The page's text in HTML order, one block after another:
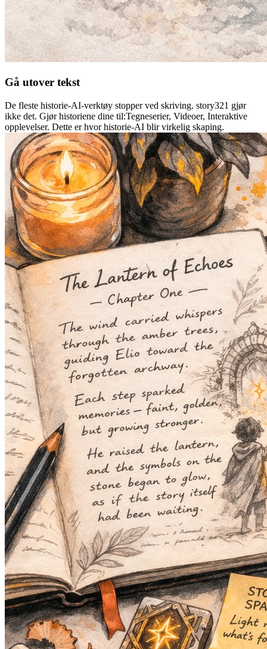
Gå utover tekst
De fleste historie-AI-verktøy stopper ved skriving. story321 gjør
ikke det. Gjør historiene dine til:Tegneserier, Videoer, Interaktive
opplevelser. Dette er hvor historie-AI blir virkelig skaping.